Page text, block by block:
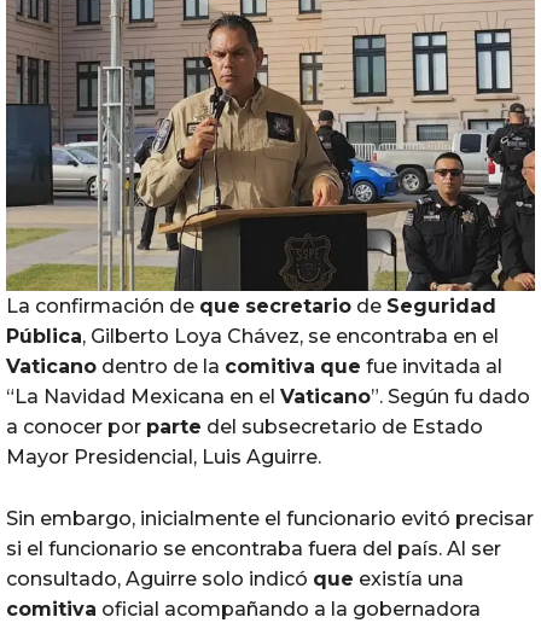
La confirmación de que secretario de Seguridad
Pública, Gilberto Loya Chávez, se encontraba en el
Vaticano dentro de la comitiva que fue invitada al
“La Navidad Mexicana en el Vaticano”. Según fu dado
a conocer por parte del subsecretario de Estado
Mayor Presidencial, Luis Aguirre.
Sin embargo, inicialmente el funcionario evitó precisar
si el funcionario se encontraba fuera del país. Al ser
consultado, Aguirre solo indicó que existía una
comitiva oficial acompañando a la gobernadora